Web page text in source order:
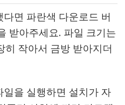
면 파란색 다운로드 버
받아주세요. 파일 크기는
히 작아서 금방 받아지더
을 실행하면 설치가 자